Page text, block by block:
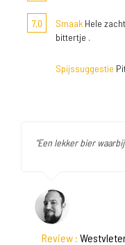
7,0 Smaak Hele
bittertje .
Spijssuggestie
"Een lekker bier
Review :